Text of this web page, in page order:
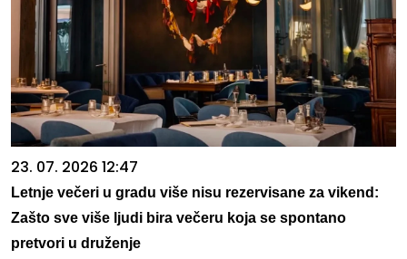
23. 07. 2026 12:47
Letnje večeri u gradu više nisu rezervisane za vikend:
Zašto sve više ljudi bira večeru koja se spontano
pretvori u druženje